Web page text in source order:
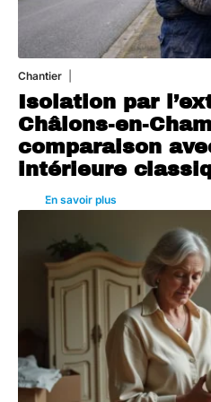
Chantier
Isolation par
Châlons-en-
comparaison
intérieure
En savoir plus